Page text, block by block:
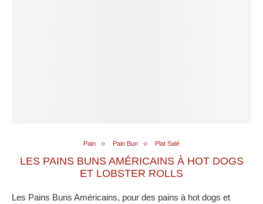
Pain Pain Bun Plat Salé
LES PAINS BUNS AMÉRICAINS À HOT DOGS
ET LOBSTER ROLLS
Les Pains Buns Américains, pour des pains à hot dogs et